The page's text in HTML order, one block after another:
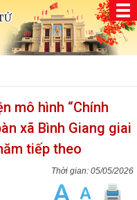
mô hình “Chính
xã Bình Giang giai
tiếp theo
05/05/2026